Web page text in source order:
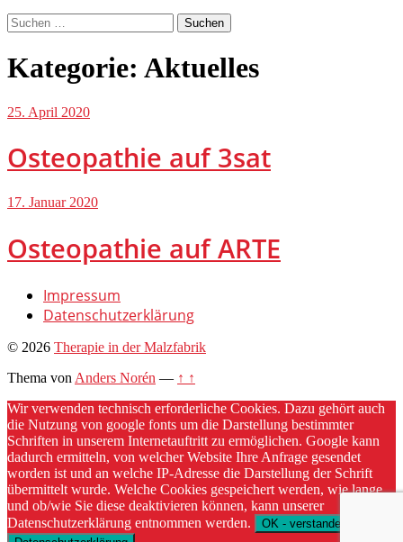
Suchen
nach:
Kategorie: Aktuelles
25. April 2020
Osteopathie auf 3sat
17. Januar 2020
Osteopathie auf ARTE
Impressum
Datenschutzerklärung
© 2026 Therapie in der Malzfabrik
Thema von Anders Norén — ↑ ↑
Wir verwenden technisch erforderliche Cookies. Dazu gehört auch
die Nutzung von google fonts um die Darstellung bestimmter
Schriften in unserem Internetauftritt zu ermöglichen. Google kann
dadurch ermitteln, von welcher Website Ihre Anfrage gesendet
worden ist und an welche IP-Adresse die Darstellung der Schrift
übermittelt wurde. Welche Cookies gespeichert werden, wie lange
und ob/wie Sie diese deaktivieren können, kann unserer
Datenschutzerklärung entnommen werden.
OK - verstanden.